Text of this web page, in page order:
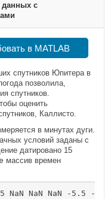
данных с
в MATLAB
спутников Юпитера в
позволила,
спутников.
оценить
Каллисто.
в минутах дуги.
условий заданы с
датировано 15
массив времен
NaN NaN NaN -5.5